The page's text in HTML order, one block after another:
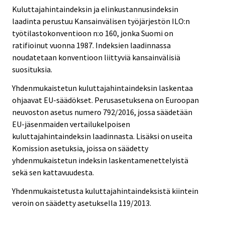
Kuluttajahintaindeksin ja elinkustannusindeksin
laadinta perustuu Kansainvälisen työjärjestön ILO:n
työtilastokonventioon n:o 160, jonka Suomi on
ratifioinut vuonna 1987. Indeksien laadinnassa
noudatetaan konventioon liittyviä kansainvälisiä
suosituksia.
Yhdenmukaistetun kuluttajahintaindeksin laskentaa
ohjaavat EU-säädökset. Perusasetuksena on Euroopan
neuvoston asetus numero 792/2016, jossa säädetään
EU-jäsenmaiden vertailukelpoisen
kuluttajahintaindeksin laadinnasta. Lisäksi on useita
Komission asetuksia, joissa on säädetty
yhdenmukaistetun indeksin laskentamenettelyistä
sekä sen kattavuudesta.
Yhdenmukaistetusta kuluttajahintaindeksistä kiintein
veroin on säädetty asetuksella 119/2013.